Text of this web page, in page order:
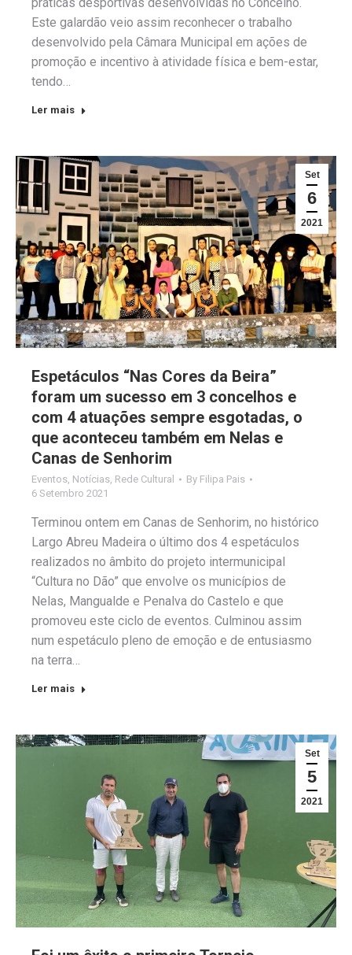
Este galardão veio assim reconhecer o trabalho
desenvolvido pela Câmara Municipal em ações de
promoção e incentivo à atividade física e bem-estar,
tendo…
Ler mais
Set
6
2021
Espetáculos “Nas Cores da Beira”
foram um sucesso em 3 concelhos e
com 4 atuações sempre esgotadas, o
que aconteceu também em Nelas e
Canas de Senhorim
Eventos, Notícias, Rede Cultural By Filipa Pais
6 Setembro 2021
Terminou ontem em Canas de Senhorim, no histórico
Largo Abreu Madeira o último dos 4 espetáculos
realizados no âmbito do projeto intermunicipal
“Cultura no Dão” que envolve os municípios de
Nelas, Mangualde e Penalva do Castelo e que
promoveu este ciclo de eventos. Culminou assim
num espetáculo pleno de emoção e de entusiasmo
na terra…
Ler mais
Set
5
2021